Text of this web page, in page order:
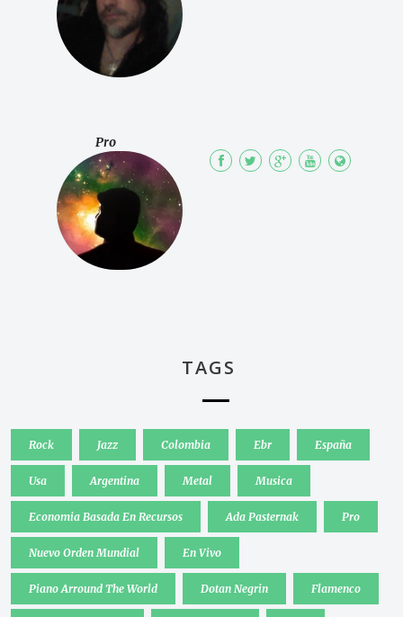
Pro
TAGS
Rock Jazz Colombia Ebr España
Usa Argentina Metal Musica
Economia Basada En Recursos Ada Pasternak Pro
Nuevo Orden Mundial En Vivo
Piano Arround The World Dotan Negrin Flamenco